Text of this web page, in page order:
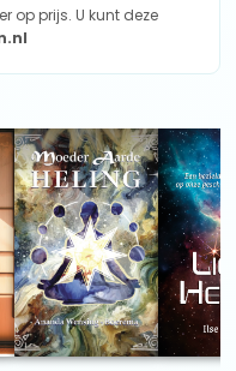
op prijs. U kunt deze